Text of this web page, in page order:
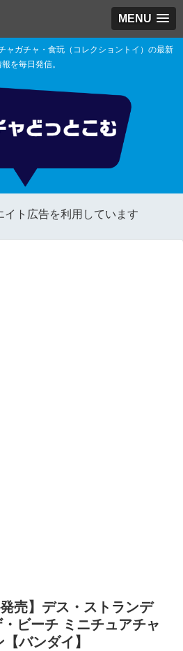
MENU
ャガチャ・食玩（コレクショントイ）の最新
報を毎日発信。
ト広告を利用しています
売】デス・ストランデ
ビーチ ミニチュアチャ
バンダイ】